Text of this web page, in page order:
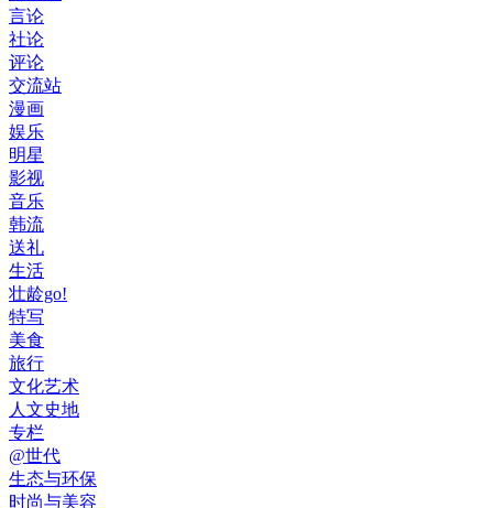
言论
社论
评论
交流站
漫画
娱乐
明星
影视
音乐
韩流
送礼
生活
壮龄go!
特写
美食
旅行
文化艺术
人文史地
专栏
@世代
生态与环保
时尚与美容